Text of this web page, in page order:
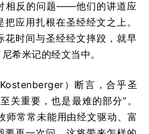
相反的问题——他们的讲道应
应用扎根在圣经经文之上。
花时间与圣经经文摔跤，就早
希米记的经文当中。
）断言，合乎圣
关重要，也是最难的部分”。
师常常未能用由经文驱动、富